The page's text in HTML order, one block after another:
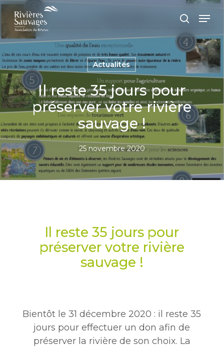
Panneau de gestion des cookies
Passer
contenu
principal
Menu
Actualités
Il reste 35 jours pour
préserver votre rivière
sauvage !
25 novembre 2020
Il reste 35 jours pour
préserver votre rivière
sauvage !
Bientôt le 31 décembre 2020 : il reste 35
jours pour effectuer un don afin de
préserver la rivière de son choix. La